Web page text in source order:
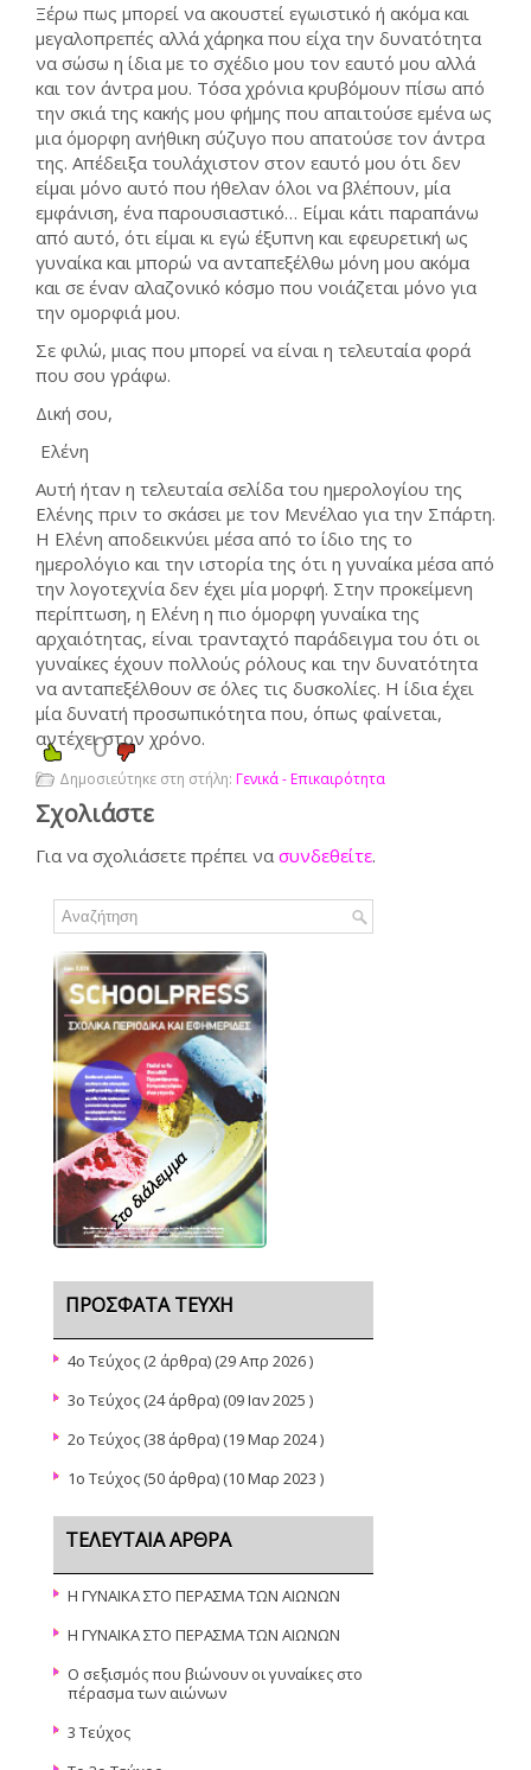
Ξέρω πως μπορεί να ακουστεί εγωιστικό ή ακόμα και
μεγαλοπρεπές αλλά χάρηκα που είχα την δυνατότητα
να σώσω η ίδια με το σχέδιο μου τον εαυτό μου αλλά
και τον άντρα μου. Τόσα χρόνια κρυβόμουν πίσω από
την σκιά της κακής μου φήμης που απαιτούσε εμένα ως
μια όμορφη ανήθικη σύζυγο που απατούσε τον άντρα
της. Απέδειξα τουλάχιστον στον εαυτό μου ότι δεν
είμαι μόνο αυτό που ήθελαν όλοι να βλέπουν, μία
εμφάνιση, ένα παρουσιαστικό… Είμαι κάτι παραπάνω
από αυτό, ότι είμαι κι εγώ έξυπνη και εφευρετική ως
γυναίκα και μπορώ να ανταπεξέλθω μόνη μου ακόμα
και σε έναν αλαζονικό κόσμο που νοιάζεται μόνο για
την ομορφιά μου.
Σε φιλώ, μιας που μπορεί να είναι η τελευταία φορά
που σου γράφω.
Δική σου,
Ελένη
Αυτή ήταν η τελευταία σελίδα του ημερολογίου της
Ελένης πριν το σκάσει με τον Μενέλαο για την Σπάρτη.
Η Ελένη αποδεικνύει μέσα από το ίδιο της το
ημερολόγιο και την ιστορία της ότι η γυναίκα μέσα από
την λογοτεχνία δεν έχει μία μορφή. Στην προκείμενη
περίπτωση, η Ελένη η πιο όμορφη γυναίκα της
αρχαιότητας, είναι τρανταχτό παράδειγμα του ότι οι
γυναίκες έχουν πολλούς ρόλους και την δυνατότητα
να ανταπεξέλθουν σε όλες τις δυσκολίες. Η ίδια έχει
μία δυνατή προσωπικότητα που, όπως φαίνεται,
αντέχει στον χρόνο.
0
Δημοσιεύτηκε στη στήλη: Γενικά - Επικαιρότητα
Σχολιάστε
Για να σχολιάσετε πρέπει να συνδεθείτε.
Στο διάλειμμα
ΠΡΌΣΦΑΤΑ ΤΕΎΧΗ
4o Τεύχος (2 άρθρα) (29 Απρ 2026 )
3ο Τεύχος (24 άρθρα) (09 Ιαν 2025 )
2ο Τεύχος (38 άρθρα) (19 Μαρ 2024 )
1o Τεύχος (50 άρθρα) (10 Μαρ 2023 )
ΤΕΛΕΥΤΑΊΑ ΆΡΘΡΑ
Η ΓΥΝΑΙΚΑ ΣΤΟ ΠΕΡΑΣΜΑ ΤΩΝ ΑΙΩΝΩΝ
Η ΓΥΝΑΙΚΑ ΣΤΟ ΠΕΡΑΣΜΑ ΤΩΝ ΑΙΩΝΩΝ
Ο σεξισμός που βιώνουν οι γυναίκες στο
πέρασμα των αιώνων
3 Τεύχος